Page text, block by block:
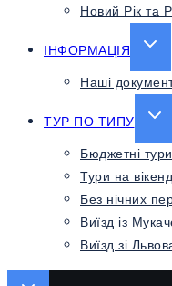
Новий Рік та
ІНФОРМАЦІЯ
Наші
ТУР ПО ТИПУ
Бюджетні тури
Тури на вікенд
Без нічних
Виїзд із
Виїзд зі